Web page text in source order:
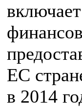
ЕС
в 2014